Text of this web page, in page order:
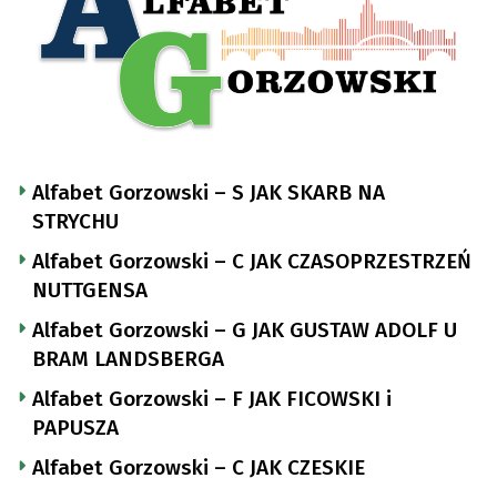
Alfabet Gorzowski – S JAK SKARB NA
STRYCHU
Alfabet Gorzowski – C JAK CZASOPRZESTRZEŃ
NUTTGENSA
Alfabet Gorzowski – G JAK GUSTAW ADOLF U
BRAM LANDSBERGA
Alfabet Gorzowski – F JAK FICOWSKI i
PAPUSZA
Alfabet Gorzowski – C JAK CZESKIE